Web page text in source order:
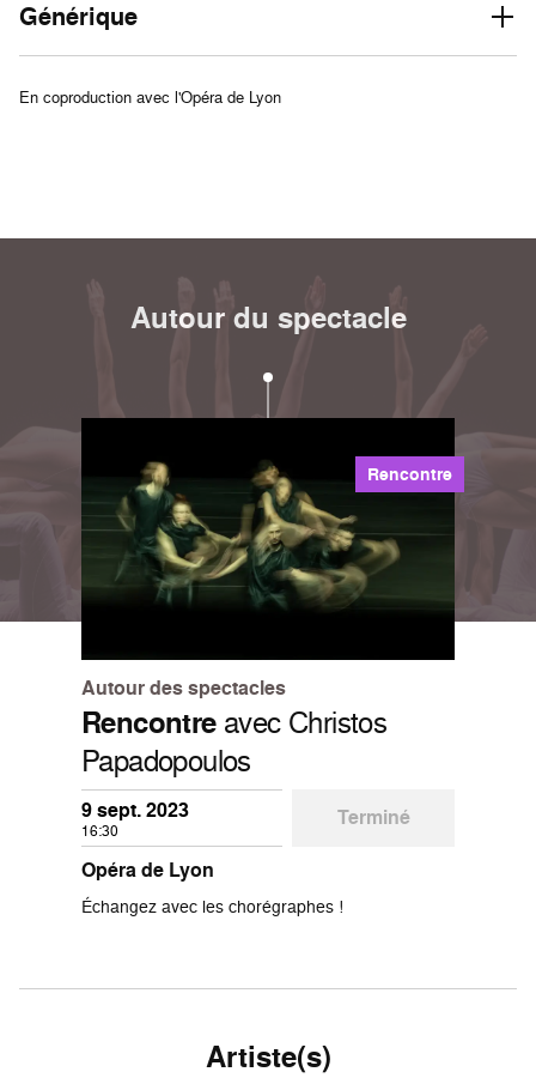
Générique
En coproduction avec l'Opéra de Lyon
Autour du spectacle
Rencontre
Autour des spectacles
Rencontreavec Christos
Papadopoulos
9 sept. 2023
16:30
Terminé
Opéra de Lyon
Échangez avec les chorégraphes !
Artiste(s)